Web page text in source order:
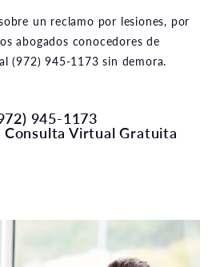
(972) 945-1173 sin demora.